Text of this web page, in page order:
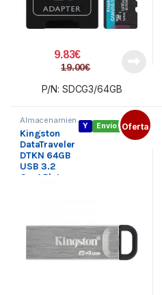
9.83€
19.00€
P/N: SDCG3/64GB
Envío gratis
Y Oferta
Almacenamien
to externo
Pendrive USB
3.X,Periféricos
Kingston
DataTraveler
DTKN 64GB
USB 3.2
Gen1 Plata